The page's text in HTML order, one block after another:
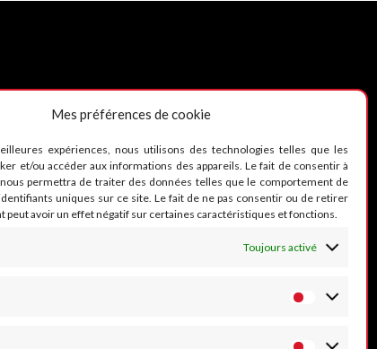
Mes préférences de cookie
expériences, nous utilisons des technologies telles que les
et/ou accéder aux informations des appareils. Le fait de consentir à
permettra de traiter des données telles que le comportement de
uniques sur ce site. Le fait de ne pas consentir ou de retirer
peut avoir un effet négatif sur certaines caractéristiques et fonctions.
Toujours activé